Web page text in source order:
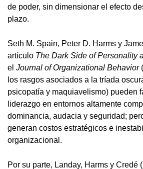
de poder, sin dimensionar el efecto
plazo.
Seth M. Spain, Peter D. Harms y
artículo The Dark Side of Personality
el Journal of Organizational Behavior
los rasgos asociados a la tríada
psicopatía y maquiavelismo) pueden
liderazgo en entornos altamente
dominancia, audacia y seguridad;
generan costos estratégicos e
organizacional.
Por su parte, Landay, Harms y Credé